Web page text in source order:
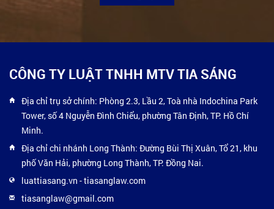
CÔNG TY LUẬT TNHH MTV TIA SÁNG
Địa chỉ trụ sở chính: Phòng 2.3, Lầu 2, Toà nhà Indochina Park
Tower, số 4 Nguyễn Đình Chiểu, phường Tân Định, TP. Hồ Chí
Minh.
Địa chỉ chi nhánh Long Thành: Đường Bùi Thị Xuân, Tổ 21, khu
phố Văn Hải, phường Long Thành, TP. Đồng Nai.
luattiasang.vn -tiasanglaw.com
tiasanglaw@gmail.com